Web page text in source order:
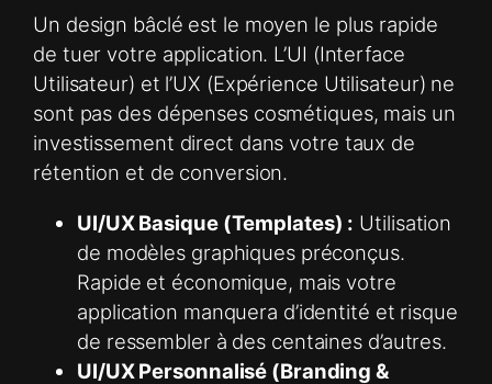
Un design bâclé est le moyen le plus rapide
de tuer votre application. L’UI (Interface
Utilisateur) et l’UX (Expérience Utilisateur) ne
sont pas des dépenses cosmétiques, mais un
investissement direct dans votre taux de
rétention et de conversion.
UI/UX Basique (Templates) : Utilisation
de modèles graphiques préconçus.
Rapide et économique, mais votre
application manquera d’identité et risque
de ressembler à des centaines d’autres.
UI/UX Personnalisé (Branding &